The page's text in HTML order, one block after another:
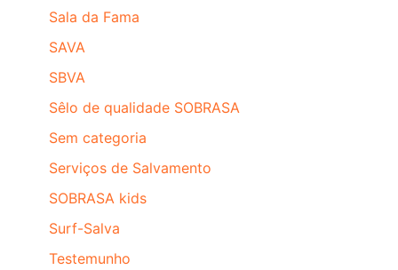
Sala da Fama
SAVA
SBVA
Sêlo de qualidade SOBRASA
Sem categoria
Serviços de Salvamento
SOBRASA kids
Surf-Salva
Testemunho